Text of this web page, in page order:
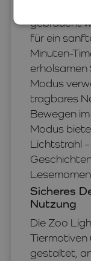
gebraucht
für ein
Minuten-
Modus
tragbares
Bewegen
Modus
Lichtstrahl
Sicheres
Nutzung
Die Zoo
Tiermotiven
gestaltet,